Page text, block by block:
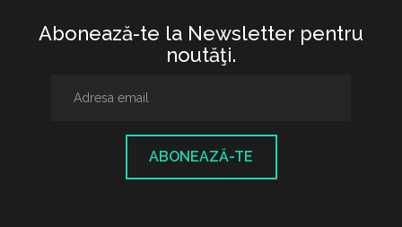
Abonează-te la Newsletter pentru
noutăţi.
ABONEAZĂ-TE